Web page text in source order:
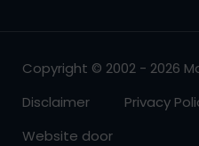
Copyright © 2002 - 2026
Disclaimer
Privacy
Website door